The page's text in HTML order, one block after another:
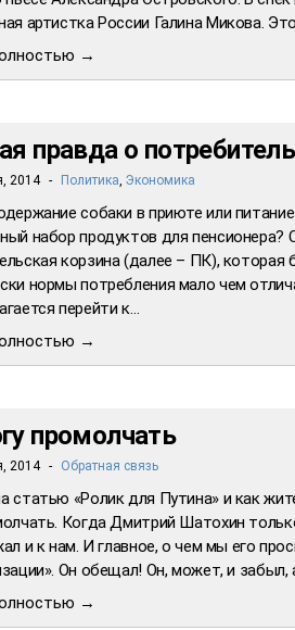
артистка России Галина Микова.
→
правда о
2014 - Политика Экономика
собаки в приюте или
набор продуктов для пенсионера?
корзина (далее – ПК), которая
нормы потребления мало чем
перейти к…
→
промолчать
2014 - Обратная связь
статью «Ролик для Путина» и как
Когда Дмитрий Шатохин
и к нам. И главное, о чем мы его
Он обещал! Он, может, и забыл,
→